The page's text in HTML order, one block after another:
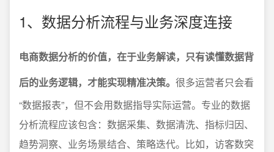
1、数据分析流程与业务深度连接
电商数据分析的价值，在于业务解读，只有读懂数据背
后的业务逻辑，才能实现精准决策。 很多运营者只会看
“数据报表”，但不会用数据指导实际运营。专业的数据
分析流程应该包含：数据采集、数据清洗、指标归因、
趋势洞察、业务场景结合、策略迭代。比如，访客数突